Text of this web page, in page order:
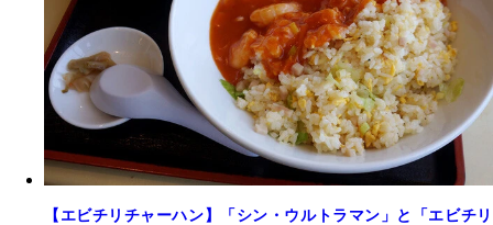
【エビチリチャーハン】「シン・ウルトラマン」と「エビチリ